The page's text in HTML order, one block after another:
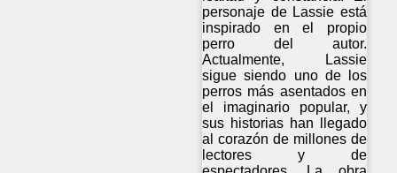
personaje de Lassie está
inspirado en el propio
perro del autor.
Actualmente, Lassie
sigue siendo uno de los
perros más asentados en
el imaginario popular, y
sus historias han llegado
al corazón de millones de
lectores y de